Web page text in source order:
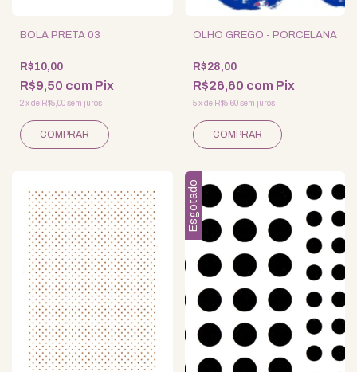
BOLA PRETA 03
R$10,00
R$9,50 com Pix
2xde R$5,00sem juros
OLHO GREGO - PORCELANA
R$28,00
R$26,60 com Pix
5 xde R$5,60 sem juros
Esgotado